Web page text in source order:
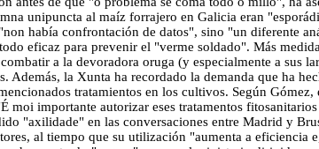
unipuncta al maíz forrajero en Galicia eran
había confrontación de datos", sino "un diferente
eficaz para prevenir el "verme soldado". Más
a la devoradora oruga (y especialmente a sus
la Xunta ha recordado la demanda que ha
tratamientos en los cultivos. Según
importante autorizar eses tratamentos
"axilidade" en las conversaciones entre Madrid y
al tiempo que su utilización "aumenta a eficiencia